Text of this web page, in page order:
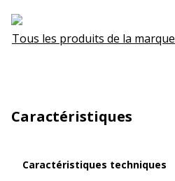
Tous les produits de la marque
Caractéristiques
Caractéristiques techniques